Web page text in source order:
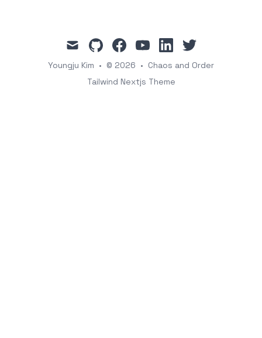
mail githubfacebookyoutubelinkedintwitter
Youngju Kim • © 2026 • Chaos and Order
Tailwind Nextjs Theme